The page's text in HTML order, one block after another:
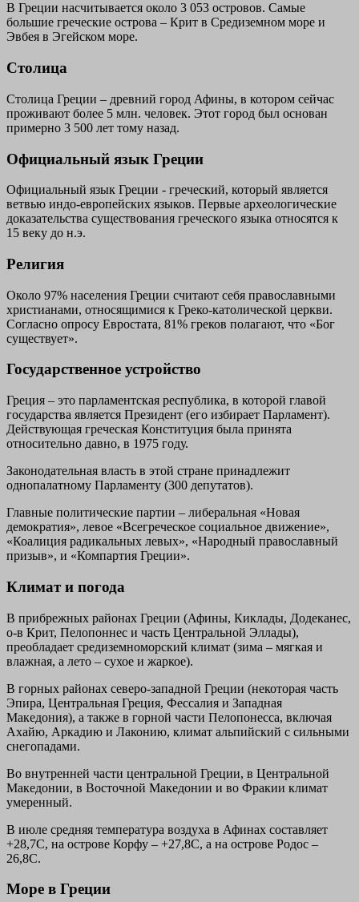
В Греции насчитывается около 3 053 островов. Самые
большие греческие острова – Крит в Средиземном море и
Эвбея в Эгейском море.
Столица
Столица Греции – древний город Афины, в котором сейчас
проживают более 5 млн. человек. Этот город был основан
примерно 3 500 лет тому назад.
Официальный язык Греции
Официальный язык Греции - греческий, который является
ветвью индо-европейских языков. Первые археологические
доказательства существования греческого языка относятся к
15 веку до н.э.
Религия
Около 97% населения Греции считают себя православными
христианами, относящимися к Греко-католической церкви.
Согласно опросу Евростата, 81% греков полагают, что «Бог
существует».
Государственное устройство
Греция – это парламентская республика, в которой главой
государства является Президент (его избирает Парламент).
Действующая греческая Конституция была принята
относительно давно, в 1975 году.
Законодательная власть в этой стране принадлежит
однопалатному Парламенту (300 депутатов).
Главные политические партии – либеральная «Новая
демократия», левое «Всегреческое социальное движение»,
«Коалиция радикальных левых», «Народный православный
призыв», и «Компартия Греции».
Климат и погода
В прибрежных районах Греции (Афины, Киклады, Додеканес,
о-в Крит, Пелопоннес и часть Центральной Эллады),
преобладает средиземноморский климат (зима – мягкая и
влажная, а лето – сухое и жаркое).
В горных районах северо-западной Греции (некоторая часть
Эпира, Центральная Греция, Фессалия и Западная
Македония), а также в горной части Пелопонесса, включая
Ахайю, Аркадию и Лаконию, климат альпийский с сильными
снегопадами.
Во внутренней части центральной Греции, в Центральной
Македонии, в Восточной Македонии и во Фракии климат
умеренный.
В июле средняя температура воздуха в Афинах составляет
+28,7С, на острове Корфу – +27,8С, а на острове Родос –
26,8С.
Море в Греции